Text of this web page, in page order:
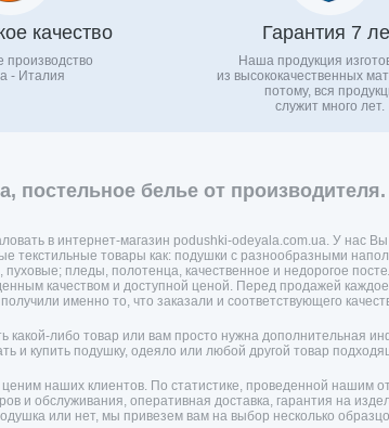
качество
производство
- Италия
Гарантия 7
Наша продукция
из высококачественных
потому, вся
служит много лет.
постельное белье от
в интернет-магазин podushki-odeyala.com.ua. У нас
текстильные товары как: подушки с разнообразными
пледы, полотенца, качественное и недорогое
качеством и доступной ценой. Перед продажей
именно то, что заказали и соответствующего
какой-либо товар или вам просто нужна дополнительная
и купить подушку, одеяло или любой другой товар
наших клиентов. По статистике, проведенной нашим
и обслуживания, оперативная доставка, гарантия на
или нет, мы привезем вам на выбор несколько